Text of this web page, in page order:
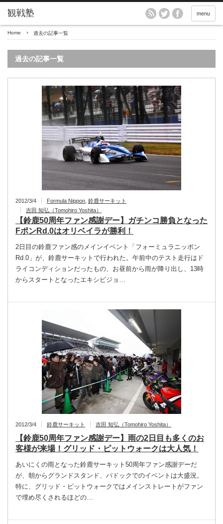
menu
Home 過去の記事一覧
過去の記事一覧
2012/3/4 Formula Nippon 鈴鹿サーキット
吉田 知弘（Tomohiro Yoshita）
【鈴鹿50周年ファン感謝デー】ガチンコ勝負となった
FポンRd.0はオリベイラが勝利！
2日目の鈴鹿ファン感のメインイベント「フォーミュラニッポン
Rd.0」が、鈴鹿サーキットで行われた。午前中のテスト走行はド
ライコンディションだったもの、お昼前から雨が降り出し、13時
からスタートとなったエキシビジョ…
2012/3/4 鈴鹿サーキット 吉田 知弘（Tomohiro Yoshita）
【鈴鹿50周年ファン感謝デー】雨の2日目も多くのお
客様が来場！グリッド・ピットウォークは大人気！
あいにくの雨となった鈴鹿サーキット50周年ファン感謝デーだ
が、朝からグランドスタンド、パドックでのイベントは大盛況。
特に、グリッド・ピットウォークではメインストレートがファン
で埋め尽くされるほどの…